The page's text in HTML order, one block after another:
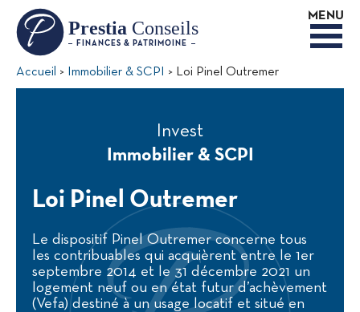
Prestia Conseils
FINANCES & PATRIMOINE
MENU
Accueil Immobilier & SCPI Loi Pinel Outremer
Invest
Immobilier & SCPI
Loi Pinel Outremer
Le dispositif Pinel Outremer concerne tous
les contribuables qui acquièrent entre le 1er
septembre 2014 et le 31 décembre 2021 un
logement neuf ou en état futur d’achèvement
(Vefa) destiné à un usage locatif et situé en